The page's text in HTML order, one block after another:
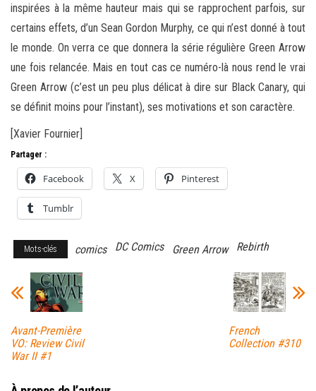
inspirées à la même hauteur mais qui se rapprochent parfois, sur
certains effets, d’un Sean Gordon Murphy, ce qui n’est donné à tout
le monde. On verra ce que donnera la série régulière Green Arrow
une fois relancée. Mais en tout cas ce numéro-là nous rend le vrai
Green Arrow (c’est un peu plus délicat à dire sur Black Canary, qui
se définit moins pour l’instant), ses motivations et son caractère.
[Xavier Fournier]
Partager :
Facebook X Pinterest
Tumblr
Mots-clés comics DC Comics Green Arrow Rebirth
Avant-Première
VO: Review Civil
War II #1
French
Collection #310